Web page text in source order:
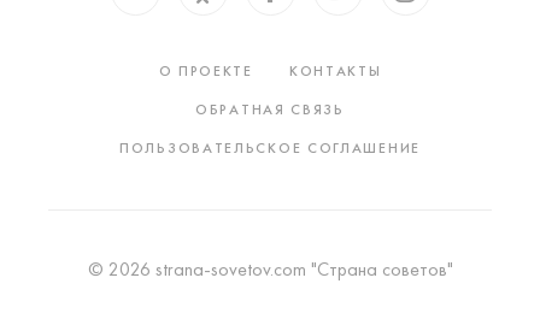
О ПРОЕКТЕ
КОНТАКТЫ
ОБРАТНАЯ СВЯЗЬ
ПОЛЬЗОВАТЕЛЬСКОЕ СОГЛАШЕНИЕ
© 2026 strana-sovetov.com "Страна советов"